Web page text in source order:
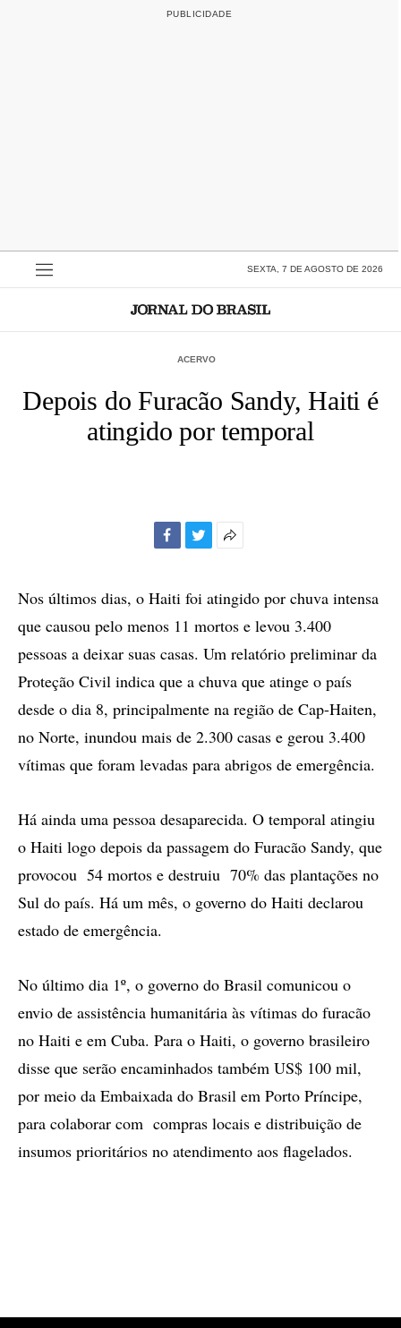
SEXTA, 7 DE AGOSTO DE 2026
ACERVO
Depois do Furacão Sandy, Haiti é
atingido por temporal
compartilhamento
Nos últimos dias, o Haiti foi atingido por chuva intensa
que causou pelo menos 11 mortos e levou 3.400
pessoas a deixar suas casas. Um relatório preliminar da
Proteção Civil indica que a chuva que atinge o país
desde o dia 8, principalmente na região de Cap-Haiten,
no Norte, inundou mais de 2.300 casas e gerou 3.400
vítimas que foram levadas para abrigos de emergência.
Há ainda uma pessoa desaparecida. O temporal atingiu
o Haiti logo depois da passagem do Furacão Sandy, que
provocou 54 mortos e destruiu 70% das plantações no
Sul do país. Há um mês, o governo do Haiti declarou
estado de emergência.
No último dia 1º, o governo do Brasil comunicou o
envio de assistência humanitária às vítimas do furacão
no Haiti e em Cuba. Para o Haiti, o governo brasileiro
disse que serão encaminhados também US$ 100 mil,
por meio da Embaixada do Brasil em Porto Príncipe,
para colaborar com compras locais e distribuição de
insumos prioritários no atendimento aos flagelados.